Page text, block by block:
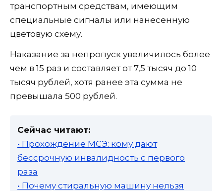
транспортным средствам, имеющим
специальные сигналы или нанесенную
цветовую схему.
Наказание за непропуск увеличилось более
чем в 15 раз и составляет от 7,5 тысяч до 10
тысяч рублей, хотя ранее эта сумма не
превышала 500 рублей.
Сейчас читают:
• Прохождение МСЭ: кому дают
бессрочную инвалидность с первого
раза
• Почему стиральную машину нельзя